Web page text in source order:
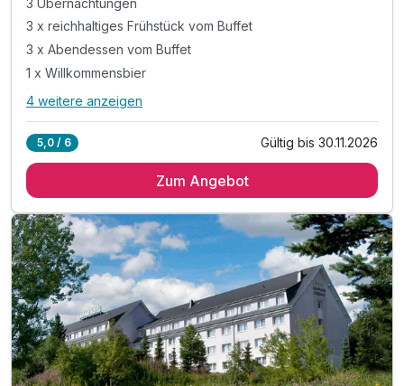
3 x reichhaltiges Frühstück vom Buffet
3 x Abendessen vom Buffet
1 x Willkommensbier
Alle Inklusivleistungen
3 x reichhaltiges Frühstück vom Buffet
1 x Willkommensbier
1 x Willkommensgeschenk
inkl. WLAN
inkl. Nutzung unserer Sauna
inkl. Nutzung der Bikergarage
4 weitere anzeigen
5,0 / 6 Gültig bis 30.11.2026
Zum Angebot